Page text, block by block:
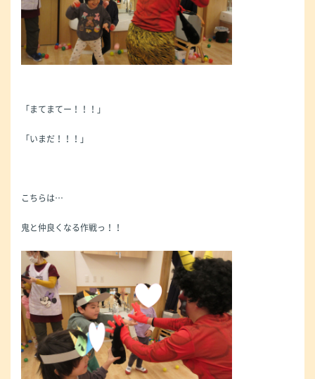
「まてまてー！！！」
「いまだ！！！」
こちらは…
鬼と仲良くなる作戦っ！！